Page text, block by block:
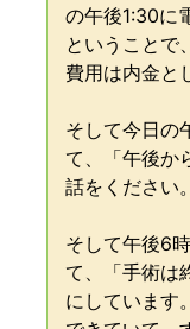
の午後1:30に
ということで
費用は内金と
そして今日の
て、「午後か
話をください
そして午後6
て、「手術は
にしています